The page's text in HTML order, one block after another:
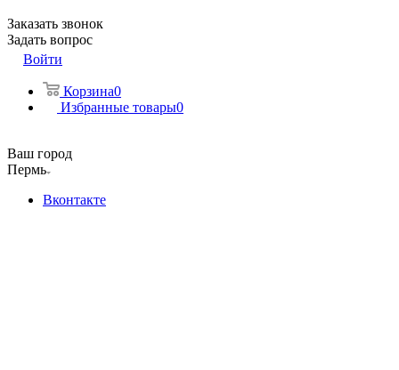
Заказать звонок
Задать вопрос
Войти
Корзина0
Избранные товары0
Ваш город
Пермь
Вконтакте